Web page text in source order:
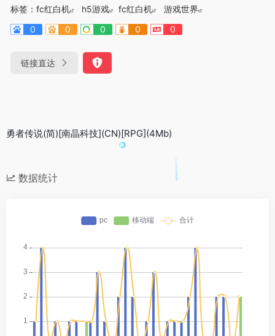
标签： fc红白机 h5游戏 fc红白机
游戏世界
0
0 0 0 0
链接直达
勇者传说(简)[南晶科技](CN)[RPG](4Mb)
数据统计